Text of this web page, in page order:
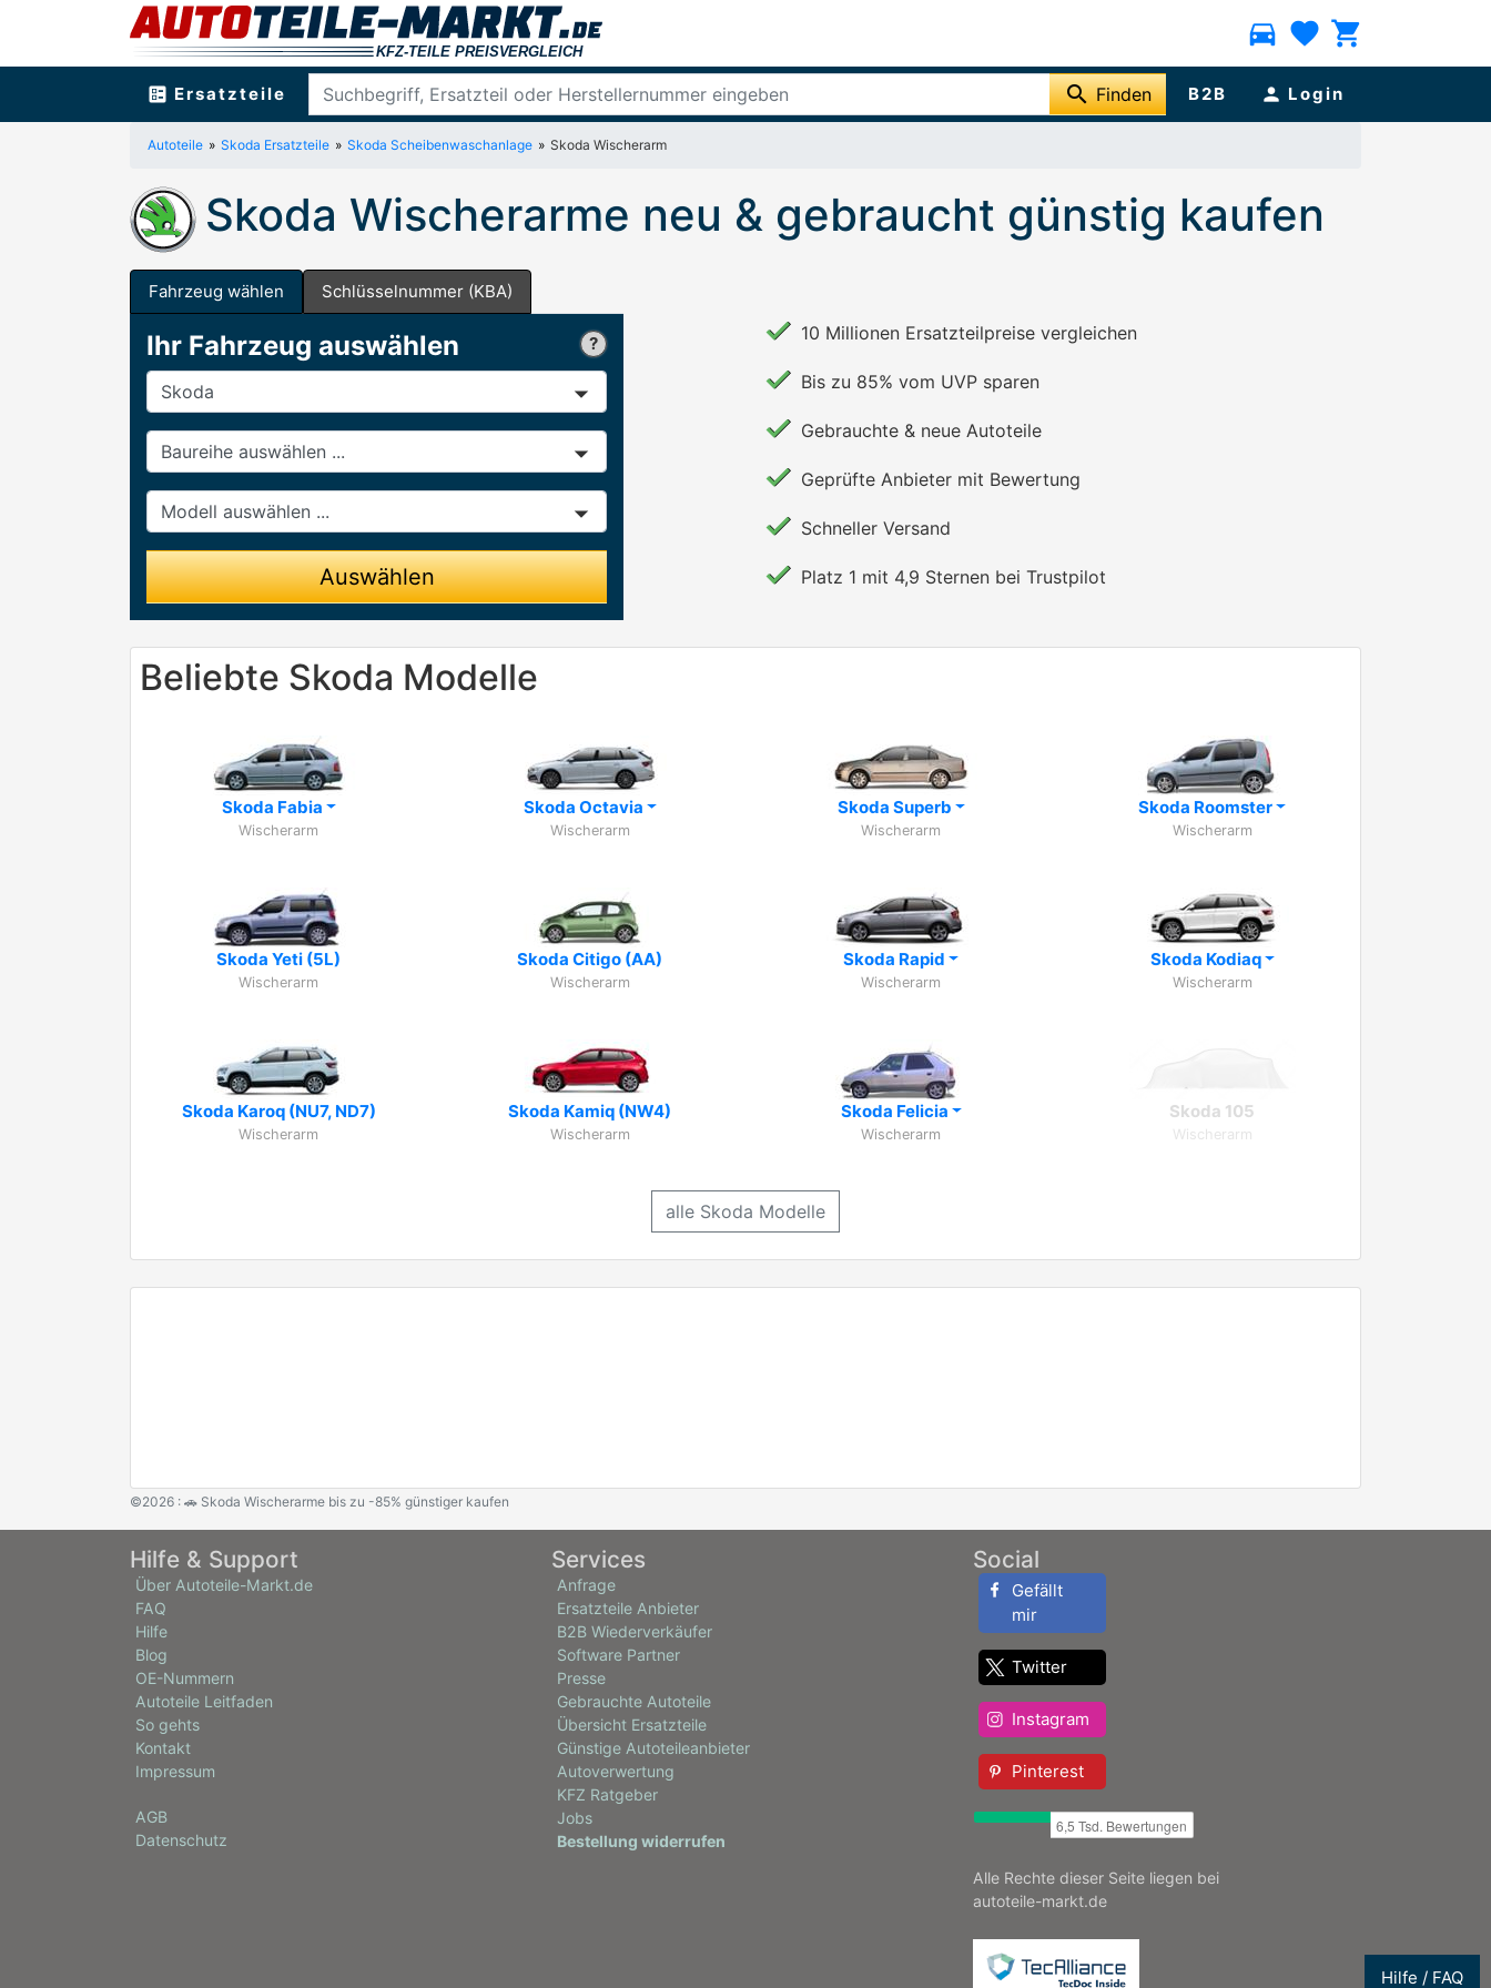
directions_car favorite shopping_cart
ballot Ersatzteile search Finden B2B person Login
Autoteile Skoda Ersatzteile Skoda Scheibenwaschanlage Skoda Wischerarm
Skoda Wischerarme neu & gebraucht günstig kaufen
Fahrzeug wählen Schlüsselnummer (KBA)
Ihr Fahrzeug auswählen
Hersteller
Baureihe
Modell
Auswählen
10 Millionen Ersatzteilpreise vergleichen
Bis zu 85% vom UVP sparen
Gebrauchte & neue Autoteile
Geprüfte Anbieter mit Bewertung
Schneller Versand
Platz 1 mit 4,9 Sternen bei Trustpilot
Beliebte Skoda Modelle
Skoda Fabia
Wischerarm
Skoda Octavia
Wischerarm
Skoda Superb
Wischerarm
Skoda Roomster
Wischerarm
Skoda Yeti (5L)
Wischerarm
Skoda Citigo (AA)
Wischerarm
Skoda Rapid
Wischerarm
Skoda Kodiaq
Wischerarm
Skoda Karoq (NU7, ND7)
Wischerarm
Skoda Kamiq (NW4)
Wischerarm
Skoda Felicia
Wischerarm
Skoda 105
Wischerarm
alle Skoda Modelle
©2026 : 🚗 Skoda Wischerarme bis zu -85% günstiger kaufen
Hilfe & Support
Über Autoteile-Markt.de
FAQ
Hilfe
Blog
OE-Nummern
Autoteile Leitfaden
So gehts
Kontakt
Impressum
AGB
Datenschutz
Services
Anfrage
Ersatzteile Anbieter
B2B Wiederverkäufer
Software Partner
Presse
Gebrauchte Autoteile
Übersicht Ersatzteile
Günstige Autoteileanbieter
Autoverwertung
KFZ Ratgeber
Jobs
Bestellung widerrufen
Social
Gefällt
mir
Twitter
Instagram
Pinterest
Alle Rechte dieser Seite liegen bei
autoteile-markt.de
Hilfe / FAQ